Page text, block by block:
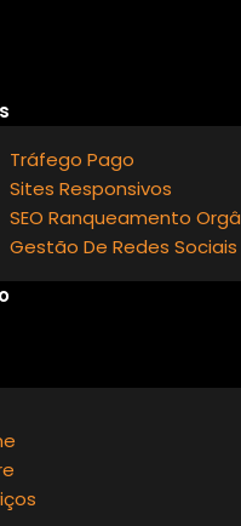
Tráfego Pago
Sites Responsivos
SEO Ranqueamento
Gestão De Redes Sociais